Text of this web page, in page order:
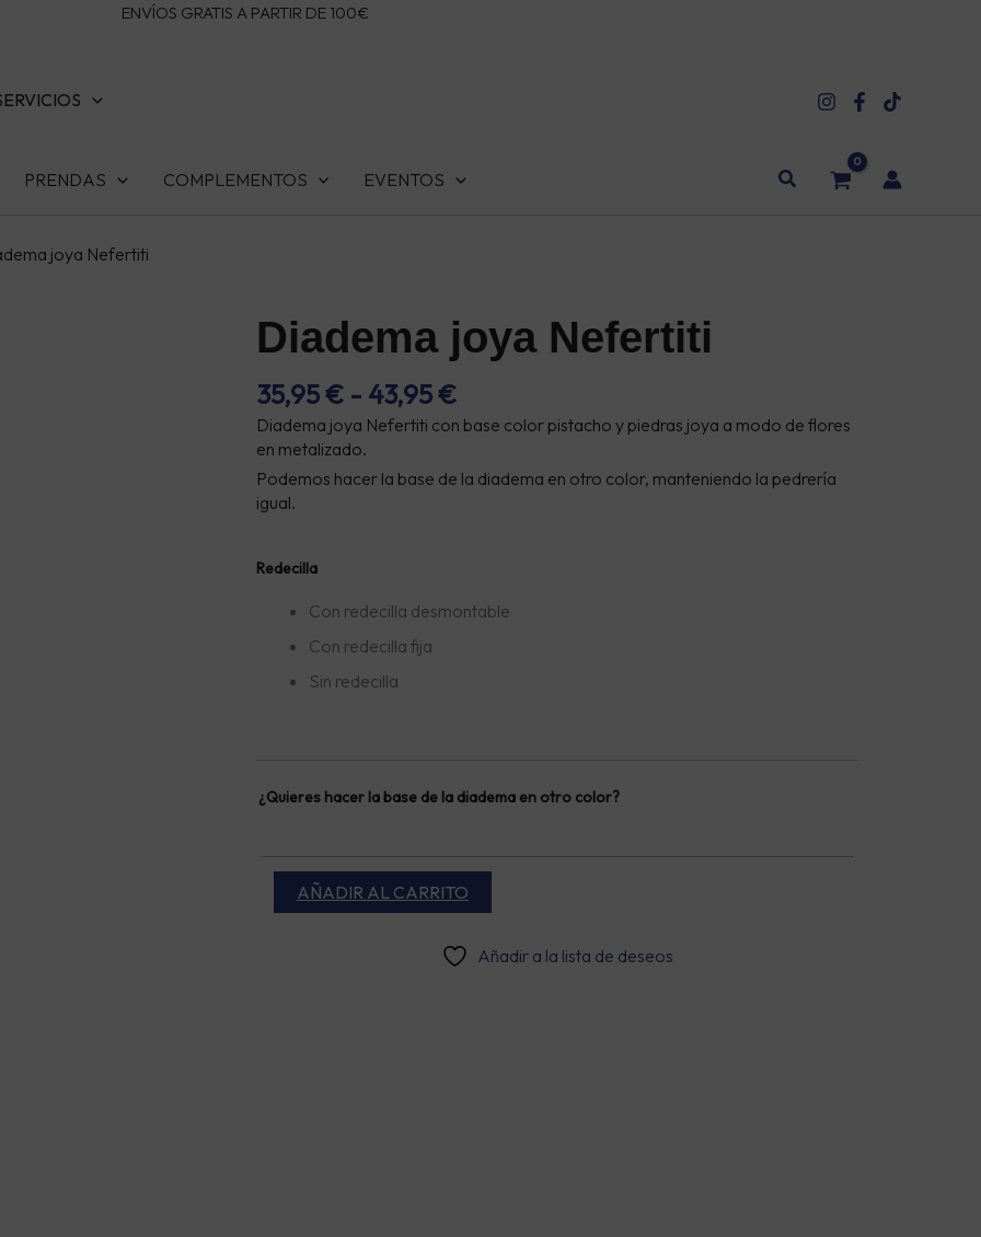
ENVÍOS GRATIS A PARTIR DE 100€
PRENDAS COMPLEMENTOS EVENTOS Buscar
joya Nefertiti
Diadema joya Nefertiti
35,95€ - 43,95€RANGO
DE
PRECIOS:
DESDE
Diadema joya Nefertiti con base color pistacho y piedras joya a modo de flores
en metalizado.
Podemos hacer la base de la diadema en otro color, manteniendo la pedrería
igual.
Redecilla
Con redecilla desmontable
Con redecilla fija
Sin redecilla
¿Quieres hacer la base de la diadema en otro color?
Diadema
Nefertiti
AÑADIR AL CARRITO
Añadir a la lista de deseos